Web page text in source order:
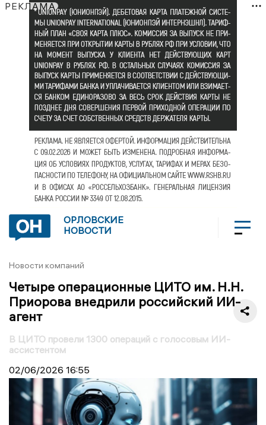
РЕКЛАМА
ОРЛОВСКИЕ
НОВОСТИ
Новости компаний
Четыре операционные ЦИТО им. Н.Н.
Приорова внедрили российский ИИ-
агент
В ЦИТО провели 1300 операций с голосовым ИИ-
ассистентом
02/06/2026 16:55